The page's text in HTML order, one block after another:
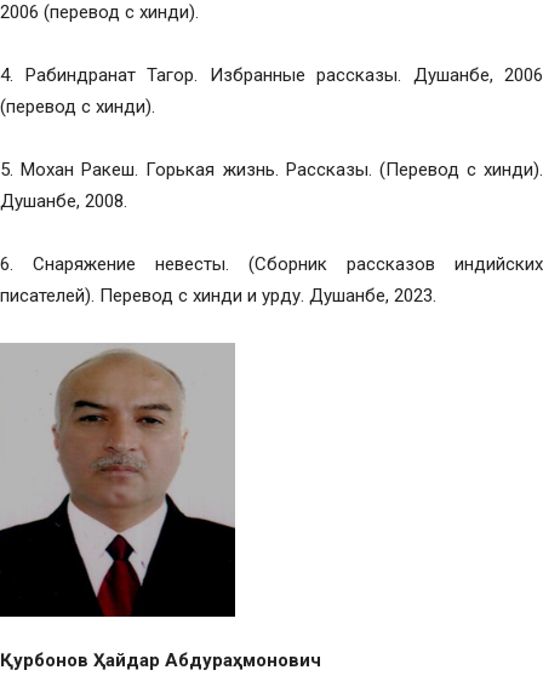
2006 (перевод с хинди).
4. Рабиндранат Тагор. Избранные рассказы. Душанбе, 2006
(перевод с хинди).
5. Мохан Ракеш. Горькая жизнь. Рассказы. (Перевод с хинди).
Душанбе, 2008.
6. Снаряжение невесты. (Сборник рассказов индийских
писателей). Перевод с хинди и урду. Душанбе, 2023.
Қурбонов Ҳайдар Абдураҳмонович